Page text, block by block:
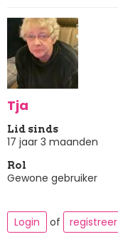
Tja
Lid sinds
17 jaar 3 maanden
Rol
Gewone gebruiker
Login
of registreer